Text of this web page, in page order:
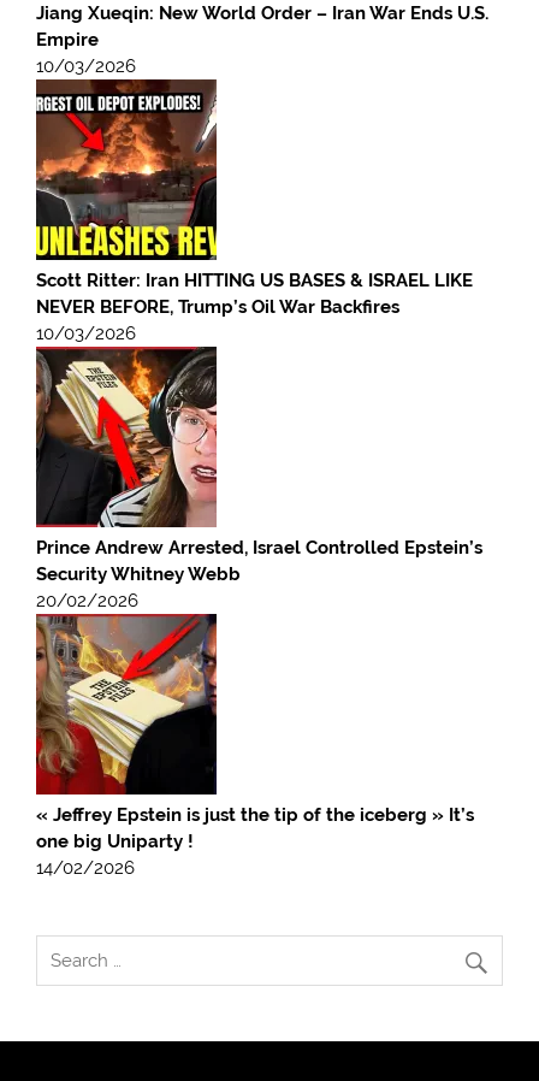
Jiang Xueqin: New World Order – Iran War Ends U.S.
Empire
10/03/2026
Scott Ritter: Iran HITTING US BASES & ISRAEL LIKE
NEVER BEFORE, Trump’s Oil War Backfires
10/03/2026
Prince Andrew Arrested, Israel Controlled Epstein’s
Security Whitney Webb
20/02/2026
« Jeffrey Epstein is just the tip of the iceberg » It’s
one big Uniparty !
14/02/2026